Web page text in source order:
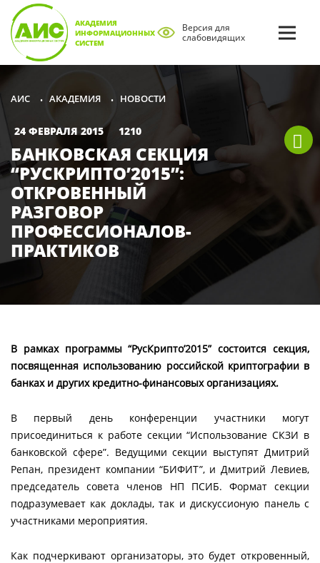
АКАДЕМИЯ
ИНФОРМАЦИОННЫХ
СИСТЕМ
Версия для
слабовидящих
АИС • АКАДЕМИЯ • НОВОСТИ
24 ФЕВРАЛЯ 2015 1210
БАНКОВСКАЯ СЕКЦИЯ
“РУСКРИПТО’2015”:
ОТКРОВЕННЫЙ
РАЗГОВОР
ПРОФЕССИОНАЛОВ-
ПРАКТИКОВ
В рамках программы “РусКрипто’2015” состоится секция,
посвященная использованию российской криптографии в
банках и других кредитно-финансовых организациях.
В первый день конференции участники могут
присоединиться к работе секции “Использование СКЗИ в
банковской сфере”. Ведущими секции выступят Дмитрий
Репан, президент компании “БИФИТ”, и Дмитрий Левиев,
председатель совета членов НП ПСИБ. Формат секции
подразумевает как доклады, так и дискуссионую панель с
участниками мероприятия.
Как подчеркивают организаторы, это будет откровенный,